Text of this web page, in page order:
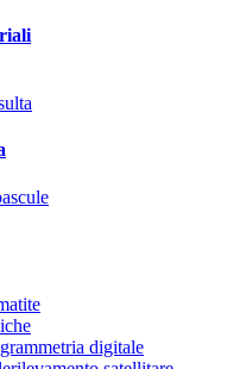
digitale